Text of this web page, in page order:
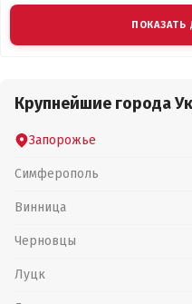
ПОКАЗАТЬ
Крупнейшие города
Запорожье
Симферополь
Винница
Черновцы
Луцк